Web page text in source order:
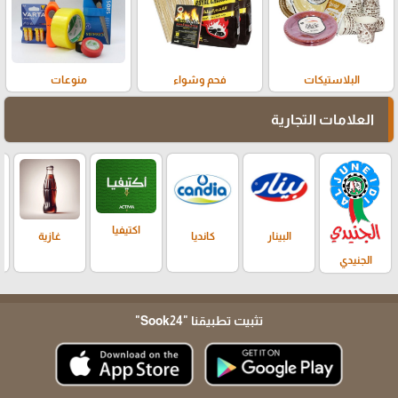
البلاستيكات فحم وشواء منوعات
العلامات التجارية
الجنيدي
البينار كانديا
اكتيفيا
غازية
تثبيت تطبيقنا "Sook24"